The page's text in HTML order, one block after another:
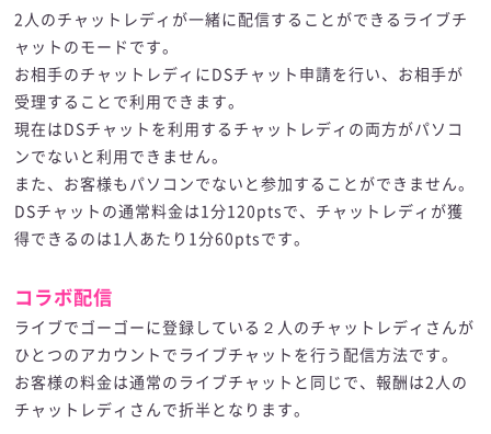
2人のチャットレディが一緒に配信することができるライブチ
ャットのモードです。
お相手のチャットレディにDSチャット申請を行い、お相手が
受理することで利用できます。
現在はDSチャットを利用するチャットレディの両方がパソコ
ンでないと利用できません。
また、お客様もパソコンでないと参加することができません。
DSチャットの通常料金は1分120ptsで、チャットレディが獲
得できるのは1人あたり1分60ptsです。
コラボ配信
ライブでゴーゴーに登録している２人のチャットレディさんが
ひとつのアカウントでライブチャットを行う配信方法です。
お客様の料金は通常のライブチャットと同じで、報酬は2人の
チャットレディさんで折半となります。